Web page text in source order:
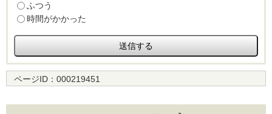
ふつう
時間がかかった
ページID： 000219451